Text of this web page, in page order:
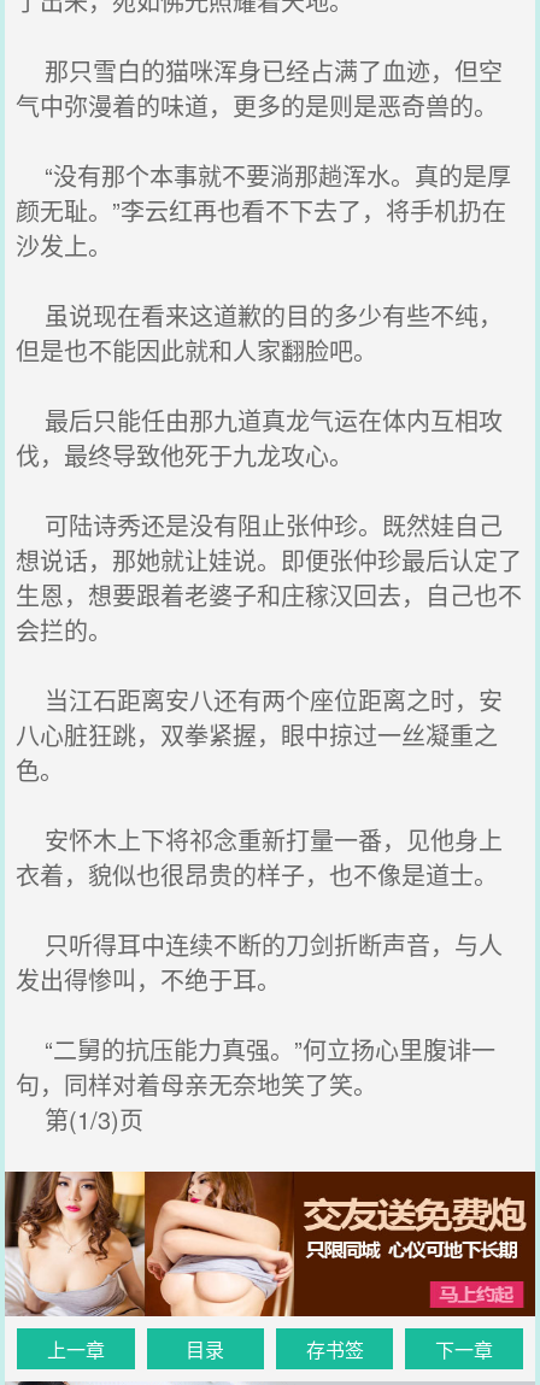
那只雪白的猫咪浑身已经占满了血迹，但空
气中弥漫着的味道，更多的是则是恶奇兽的。
“没有那个本事就不要淌那趟浑水。真的是厚
颜无耻。”李云红再也看不下去了，将手机扔在
沙发上。
虽说现在看来这道歉的目的多少有些不纯，
但是也不能因此就和人家翻脸吧。
最后只能任由那九道真龙气运在体内互相攻
伐，最终导致他死于九龙攻心。
可陆诗秀还是没有阻止张仲珍。既然娃自己
想说话，那她就让娃说。即便张仲珍最后认定了
生恩，想要跟着老婆子和庄稼汉回去，自己也不
会拦的。
当江石距离安八还有两个座位距离之时，安
八心脏狂跳，双拳紧握，眼中掠过一丝凝重之
色。
安怀木上下将祁念重新打量一番，见他身上
衣着，貌似也很昂贵的样子，也不像是道士。
只听得耳中连续不断的刀剑折断声音，与人
发出得惨叫，不绝于耳。
“二舅的抗压能力真强。”何立扬心里腹诽一
句，同样对着母亲无奈地笑了笑。
第(1/3)页
上一章 目录 存书签 下一章